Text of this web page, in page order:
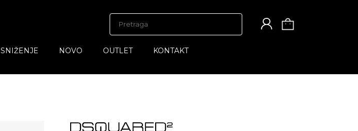
SNIŽENJE NOVO OUTLET KONTAKT